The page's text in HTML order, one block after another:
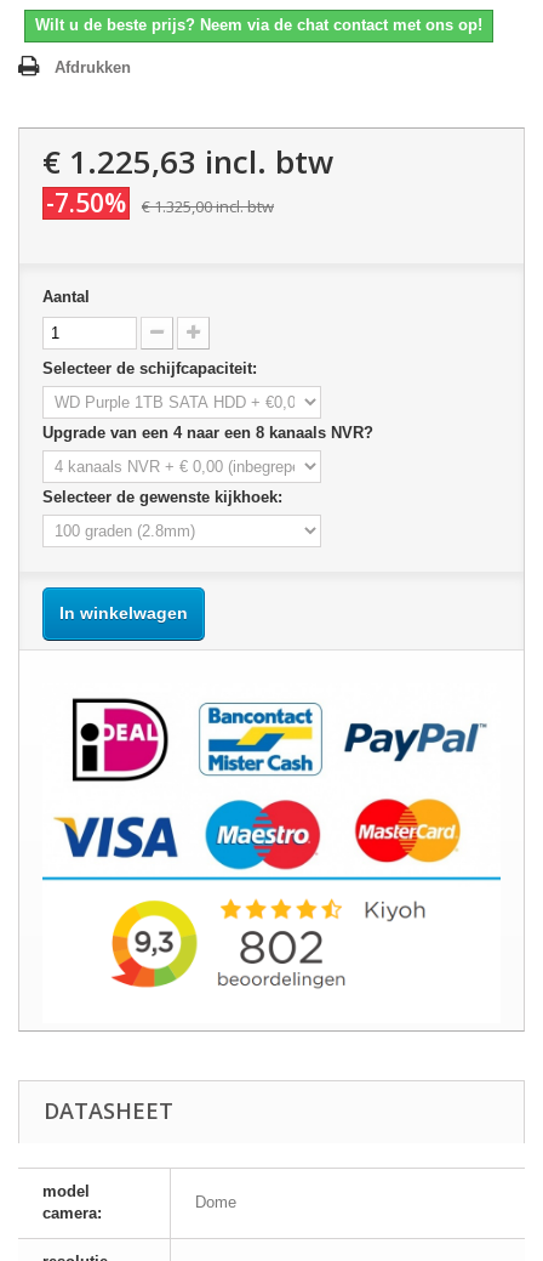
Wilt u de beste prijs? Neem via de chat contact met ons op!
Afdrukken
€ 1.225,63 incl. btw
-7.50% € 1.325,00incl. btw
Aantal
Selecteer de schijfcapaciteit:
Upgrade van een 4 naar een 8 kanaals NVR?
Selecteer de gewenste kijkhoek:
In winkelwagen
DATASHEET
model
camera:
Dome